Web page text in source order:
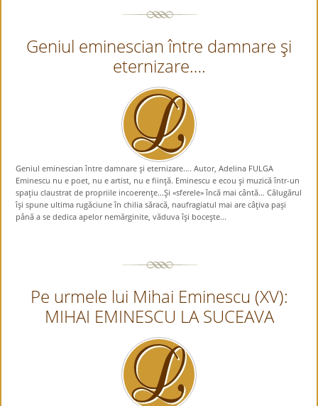
Geniul eminescian între damnare şi
eternizare….
Geniul eminescian între damnare şi eternizare…. Autor, Adelina FULGA
Eminescu nu e poet, nu e artist, nu e fiinţă. Eminescu e ecou şi muzică într-un
spaţiu claustrat de propriile incoerenţe…Şi «sferele» încă mai cântă… Călugărul
îşi spune ultima rugăciune în chilia săracă, naufragiatul mai are câţiva paşi
până a se dedica apelor nemărginite, văduva îşi boceşte...
Pe urmele lui Mihai Eminescu (XV):
MIHAI EMINESCU LA SUCEAVA